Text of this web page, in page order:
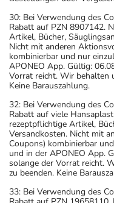
30: Bei Verwendung des
Rabatt auf PZN 8907142.
Artikel, Bücher,
Nicht mit anderen
kombinierbar und nur
APONEO App. Gültig:
Vorrat reicht. Wir behalten
Keine Barauszahlung.
32: Bei Verwendung des
Rabatt auf viele
rezeptpflichtige Artikel,
Versandkosten. Nicht mit
Coupons) kombinierbar
und in der APONEO App.
solange der Vorrat reicht.
zu beenden. Keine
33: Bei Verwendung des